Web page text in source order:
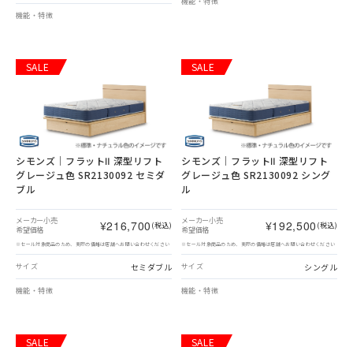
機能・特徴
SALE
シモンズ｜フラットⅡ 深型リフト
グレージュ色 SR2130092 セミダ
ブル
メーカー小売
希望価格
¥216,700 (税込)
※セール対象商品のため、実際の価格は店舗へお問い合わせください
サイズ セミダブル
機能・特徴
SALE
シモンズ｜フラットⅡ 深型リフト
グレージュ色 SR2130092 シング
ル
メーカー小売
希望価格
¥192,500 (税込)
※セール対象商品のため、実際の価格は店舗へお問い合わせください
サイズ シングル
機能・特徴
SALE SALE